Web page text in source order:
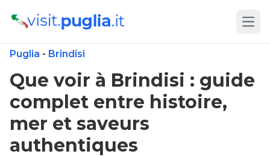
Puglia - Brindisi
Que voir à Brindisi : guide
complet entre histoire,
mer et saveurs
authentiques